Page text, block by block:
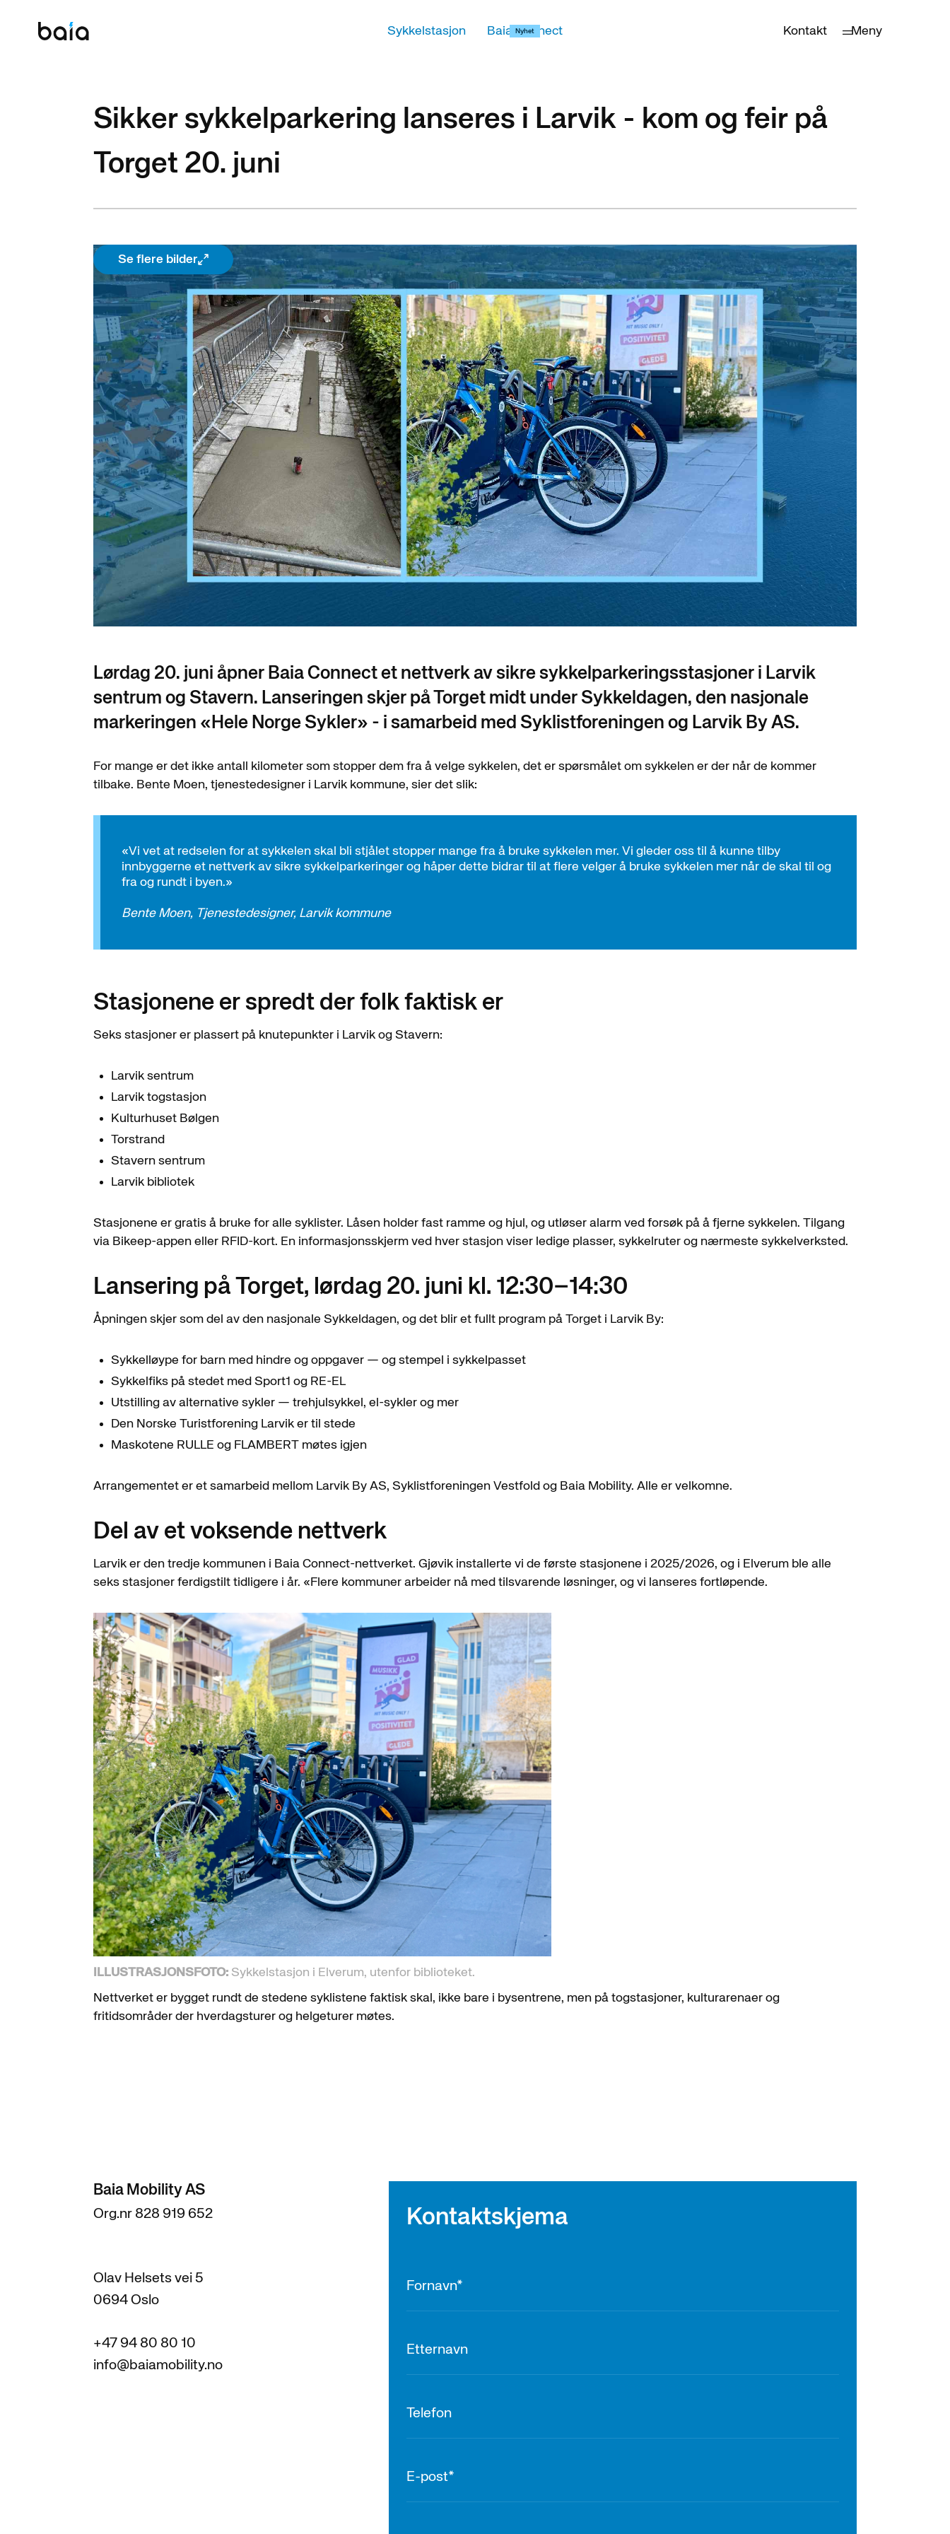
Sykkelstasjon Baia Connect
Nyhet Kontakt Meny
Sikker sykkelparkering lanseres i Larvik - kom og feir på
Torget 20. juni
Se flere bilder
Lørdag 20. juni åpner Baia Connect et nettverk av sikre sykkelparkeringsstasjoner i Larvik
sentrum og Stavern. Lanseringen skjer på Torget midt under Sykkeldagen, den nasjonale
markeringen «Hele Norge Sykler» - i samarbeid med Syklistforeningen og Larvik By AS.
For mange er det ikke antall kilometer som stopper dem fra å velge sykkelen, det er spørsmålet om sykkelen er der når de kommer
tilbake. Bente Moen, tjenestedesigner i Larvik kommune, sier det slik:
«Vi vet at redselen for at sykkelen skal bli stjålet stopper mange fra å bruke sykkelen mer. Vi gleder oss til å kunne tilby
innbyggerne et nettverk av sikre sykkelparkeringer og håper dette bidrar til at flere velger å bruke sykkelen mer når de skal til og
fra og rundt i byen.»
Bente Moen, Tjenestedesigner, Larvik kommune
Stasjonene er spredt der folk faktisk er
Seks stasjoner er plassert på knutepunkter i Larvik og Stavern:
Larvik sentrum
Larvik togstasjon
Kulturhuset Bølgen
Torstrand
Stavern sentrum
Larvik bibliotek
Stasjonene er gratis å bruke for alle syklister. Låsen holder fast ramme og hjul, og utløser alarm ved forsøk på å fjerne sykkelen. Tilgang
via Bikeep-appen eller RFID-kort. En informasjonsskjerm ved hver stasjon viser ledige plasser, sykkelruter og nærmeste sykkelverksted.
Lansering på Torget, lørdag 20. juni kl. 12:30–14:30
Åpningen skjer som del av den nasjonale Sykkeldagen, og det blir et fullt program på Torget i Larvik By:
Sykkelløype for barn med hindre og oppgaver — og stempel i sykkelpasset
Sykkelfiks på stedet med Sport1 og RE-EL
Utstilling av alternative sykler — trehjulsykkel, el-sykler og mer
Den Norske Turistforening Larvik er til stede
Maskotene RULLE og FLAMBERT møtes igjen
Arrangementet er et samarbeid mellom Larvik By AS, Syklistforeningen Vestfold og Baia Mobility. Alle er velkomne.
Del av et voksende nettverk
Larvik er den tredje kommunen i Baia Connect-nettverket. Gjøvik installerte vi de første stasjonene i 2025/2026, og i Elverum ble alle
seks stasjoner ferdigstilt tidligere i år. «Flere kommuner arbeider nå med tilsvarende løsninger, og vi lanseres fortløpende.
ILLUSTRASJONSFOTO: Sykkelstasjon i Elverum, utenfor biblioteket.
Nettverket er bygget rundt de stedene syklistene faktisk skal, ikke bare i bysentrene, men på togstasjoner, kulturarenaer og
fritidsområder der hverdagsturer og helgeturer møtes.
Baia Mobility AS
Org.nr 828 919 652
Olav Helsets vei 5
0694 Oslo
+47 94 80 80 10
info@baiamobility.no
Kontaktskjema